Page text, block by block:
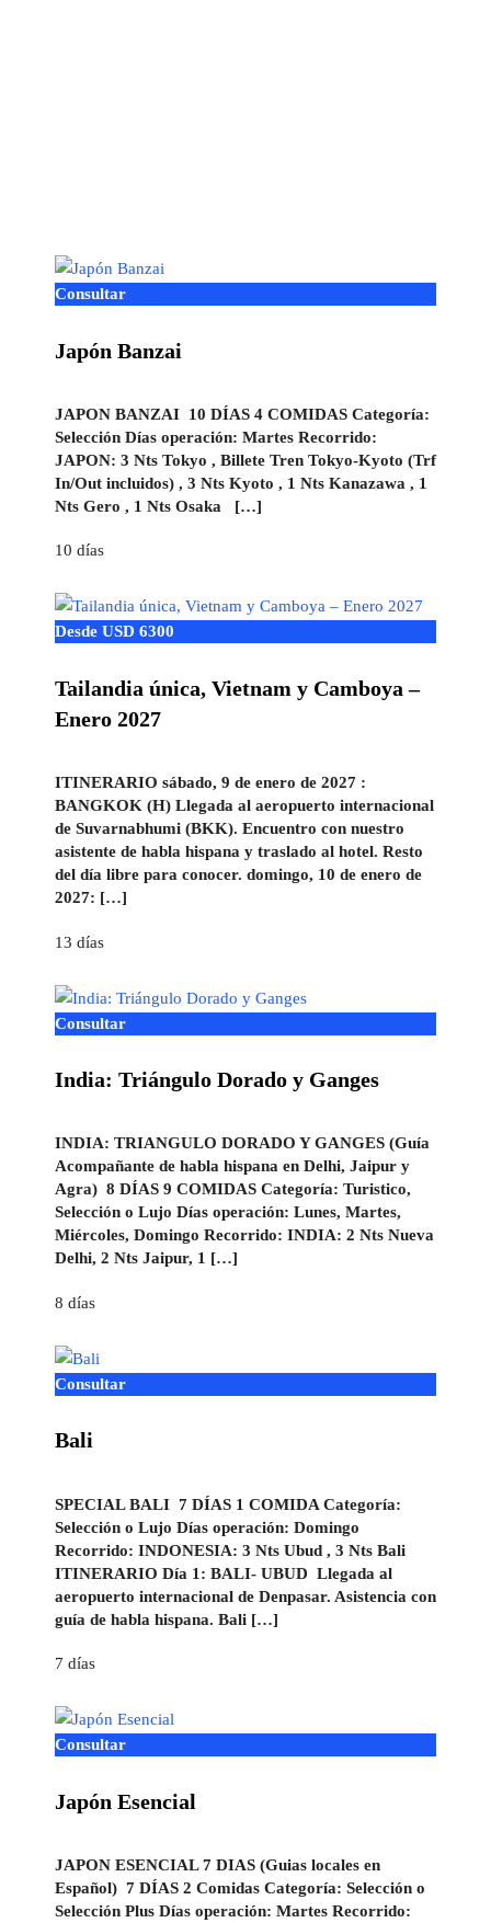
Consultar
Japón Banzai
JAPON BANZAI 10 DÍAS 4 COMIDAS Categoría:
Selección Días operación: Martes Recorrido:
JAPON: 3 Nts Tokyo , Billete Tren Tokyo-Kyoto (Trf
In/Out incluidos) , 3 Nts Kyoto , 1 Nts Kanazawa , 1
Nts Gero , 1 Nts Osaka […]
10 días
Desde USD 6300
Tailandia única, Vietnam y Camboya –
Enero 2027
ITINERARIO sábado, 9 de enero de 2027 :
BANGKOK (H) Llegada al aeropuerto internacional
de Suvarnabhumi (BKK). Encuentro con nuestro
asistente de habla hispana y traslado al hotel. Resto
del día libre para conocer. domingo, 10 de enero de
2027: […]
13 días
Consultar
India: Triángulo Dorado y Ganges
INDIA: TRIANGULO DORADO Y GANGES (Guía
Acompañante de habla hispana en Delhi, Jaipur y
Agra) 8 DÍAS 9 COMIDAS Categoría: Turistico,
Selección o Lujo Días operación: Lunes, Martes,
Miércoles, Domingo Recorrido: INDIA: 2 Nts Nueva
Delhi, 2 Nts Jaipur, 1 […]
8 días
Consultar
Bali
SPECIAL BALI 7 DÍAS 1 COMIDA Categoría:
Selección o Lujo Días operación: Domingo
Recorrido: INDONESIA: 3 Nts Ubud , 3 Nts Bali
ITINERARIO Día 1: BALI- UBUD Llegada al
aeropuerto internacional de Denpasar. Asistencia con
guía de habla hispana. Bali […]
7 días
Consultar
Japón Esencial
JAPON ESENCIAL 7 DIAS (Guias locales en
Español) 7 DÍAS 2 Comidas Categoría: Selección o
Selección Plus Días operación: Martes Recorrido: